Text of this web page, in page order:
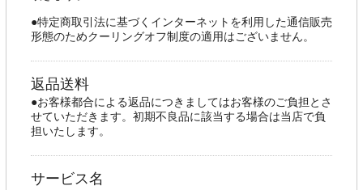
●特定商取引法に基づくインターネットを利用した通信販売
形態のためクーリングオフ制度の適用はございません。
返品送料
●お客様都合による返品につきましてはお客様のご負担とさ
せていただきます。初期不良品に該当する場合は当店で負
担いたします。
サービス名